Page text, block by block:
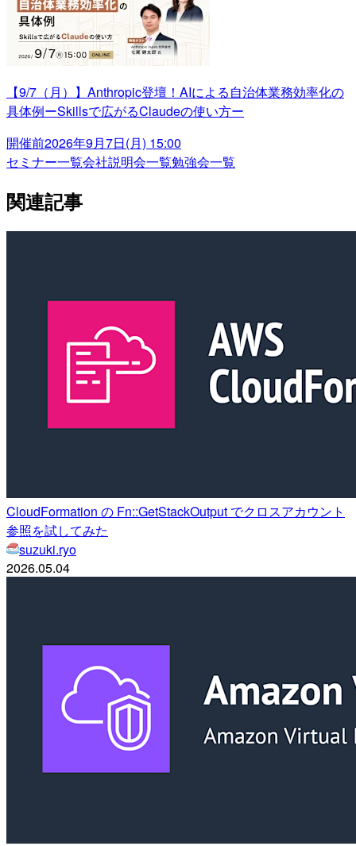
【9/7（月）】Anthropic登壇！AIによる自治体業務効率化の
具体例ーSkillsで広がるClaudeの使い方ー
開催前2026年9月7日(月) 15:00
セミナー一覧会社説明会一覧勉強会一覧
関連記事
CloudFormation の Fn::GetStackOutput でクロスアカウント
参照を試してみた
suzuki.ryo
2026.05.04